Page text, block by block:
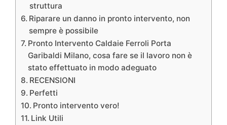
struttura
Riparare un danno in pronto intervento, non
sempre è possibile
Pronto Intervento Caldaie Ferroli Porta
Garibaldi Milano, cosa fare se il lavoro non è
stato effettuato in modo adeguato
RECENSIONI
Perfetti
Pronto intervento vero!
Link Utili